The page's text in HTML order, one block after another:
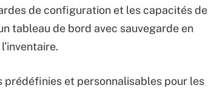
de configuration et les capacités de
tableau de bord avec sauvegarde en
prédéfinies et personnalisables pour les